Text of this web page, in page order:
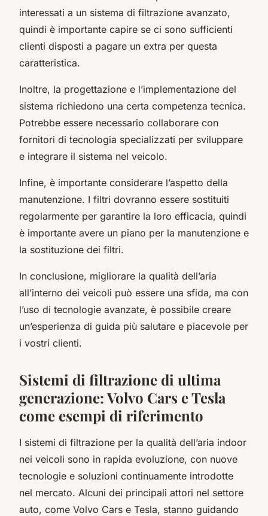
interessati a un sistema di filtrazione avanzato,
quindi è importante capire se ci sono sufficienti
clienti disposti a pagare un extra per questa
caratteristica.
Inoltre, la progettazione e l’implementazione del
sistema richiedono una certa competenza tecnica.
Potrebbe essere necessario collaborare con
fornitori di tecnologia specializzati per sviluppare
e integrare il sistema nel veicolo.
Infine, è importante considerare l’aspetto della
manutenzione. I filtri dovranno essere sostituiti
regolarmente per garantire la loro efficacia, quindi
è importante avere un piano per la manutenzione e
la sostituzione dei filtri.
In conclusione, migliorare la qualità dell’aria
all’interno dei veicoli può essere una sfida, ma con
l’uso di tecnologie avanzate, è possibile creare
un’esperienza di guida più salutare e piacevole per
i vostri clienti.
Sistemi di filtrazione di ultima
generazione: Volvo Cars e Tesla
come esempi di riferimento
I sistemi di filtrazione per la qualità dell’aria indoor
nei veicoli sono in rapida evoluzione, con nuove
tecnologie e soluzioni continuamente introdotte
nel mercato. Alcuni dei principali attori nel settore
auto, come Volvo Cars e Tesla, stanno guidando